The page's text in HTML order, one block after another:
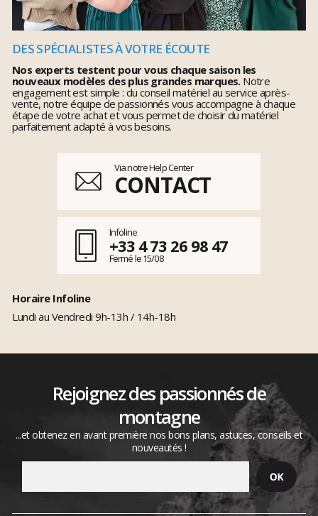
DES SPÉCIALISTES À VOTRE ÉCOUTE
Nos experts testent pour vous chaque saison les
nouveaux modèles des plus grandes marques.Notre
engagement est simple : du conseil matériel au service après-
vente, notre équipe de passionnés vous accompagne à chaque
étape de votre achat et vous permet de choisir du matériel
parfaitement adapté à vos besoins.
Via notre Help Center
CONTACT
Infoline
+33 4 73 26 98 47
Fermé le 15/08
Horaire Infoline
Lundi au Vendredi 9h-13h / 14h-18h
Rejoignez des passionnés de
montagne
...et obtenez en avant première nos bons plans, astuces, conseils et
nouveautés !